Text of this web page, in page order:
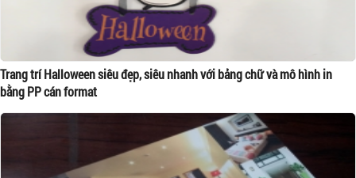
Trang trí Halloween siêu đẹp, siêu nhanh với bảng chữ và mô hình in
bằng PP cán format